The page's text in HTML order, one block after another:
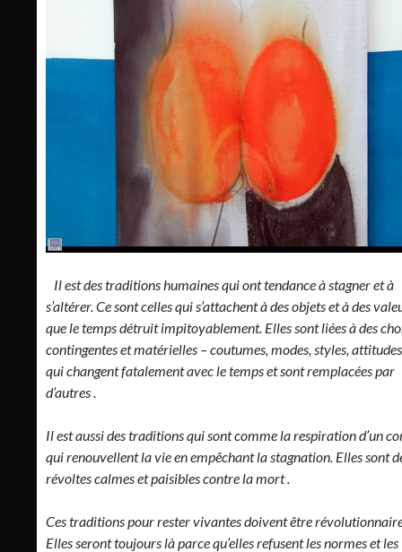
Il est des traditions humaines qui ont tendance à stagner et à
s’altérer. Ce sont celles qui s’attachent à des objets et à des
que le temps détruit impitoyablement. Elles sont liées à des
contingentes et matérielles – coutumes, modes, styles,
qui changent fatalement avec le temps et sont remplacées par
d’autres .
Il est aussi des traditions qui sont comme la respiration d’un
qui renouvellent la vie en empêchant la stagnation. Elles sont
révoltes calmes et paisibles contre la mort .
Ces traditions pour rester vivantes doivent être
Elles seront toujours là parce qu’elles refusent les normes et les